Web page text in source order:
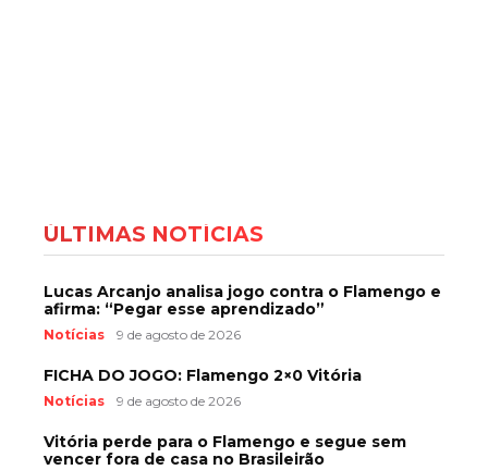
ÚLTIMAS NOTÍCIAS
Lucas Arcanjo analisa jogo contra o Flamengo e
afirma: “Pegar esse aprendizado”
Notícias 9 de agosto de 2026
FICHA DO JOGO: Flamengo 2×0 Vitória
Notícias 9 de agosto de 2026
Vitória perde para o Flamengo e segue sem
vencer fora de casa no Brasileirão